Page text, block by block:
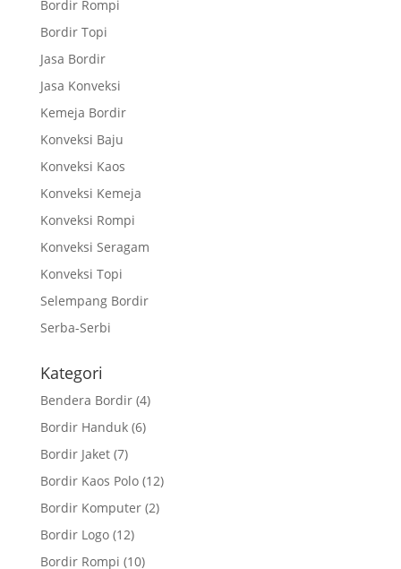
Bordir Rompi
Bordir Topi
Jasa Bordir
Jasa Konveksi
Kemeja Bordir
Konveksi Baju
Konveksi Kaos
Konveksi Kemeja
Konveksi Rompi
Konveksi Seragam
Konveksi Topi
Selempang Bordir
Serba-Serbi
Kategori
Bendera Bordir(4)
Bordir Handuk(6)
Bordir Jaket(7)
Bordir Kaos Polo(12)
Bordir Komputer(2)
Bordir Logo(12)
Bordir Rompi (10)